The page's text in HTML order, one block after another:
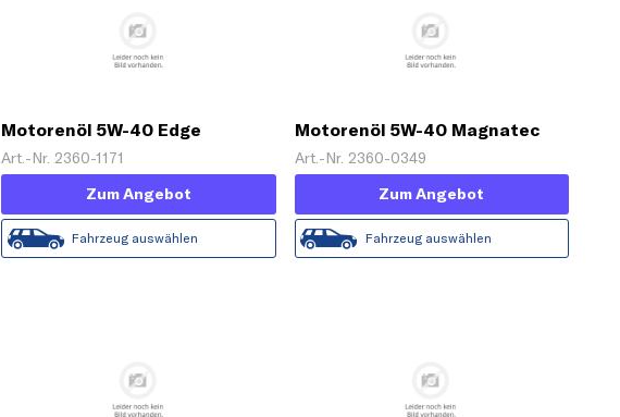
Motorenöl 5W-40 Edge
Titanium FST [5 L]
Art.-Nr. 2360-1171
Zum Angebot
Fahrzeug auswählen
Motorenöl 5W-40 Magnatec
Diesel DPF [5 L]
Art.-Nr. 2360-0349
Zum Angebot
Fahrzeug auswählen